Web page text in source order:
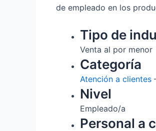
de empleado en los
Tipo de
Venta al por menor
Categoría
Atención a clientes
Nivel
Empleado/a
Personal a